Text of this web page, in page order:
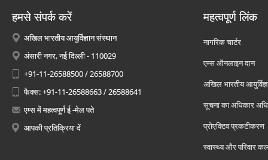
हमसे संपर्क करें
अखिल भारतीय आयुर्विज्ञान संस्थान
अंसारी नगर, नई दिल्ली - 110029
+91-11-26588500 / 26588700
फैक्स: +91-11-26588663 / 26588641
एम्स में महत्वपूर्ण ई -मेल पते
आपकी प्रतिक्रिया दें
महत्वपूर्ण लिंक
नागरिक चार्टर
एम्स ऑनलाइन दान
अखिल भारतीय
सूचना का अधिकार
प्रोएक्टिव प्रकटीकरण
स्वास्थ्य और परिवार